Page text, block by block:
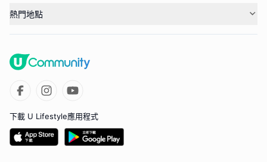
熱門地點
下載 U Lifestyle應用程式